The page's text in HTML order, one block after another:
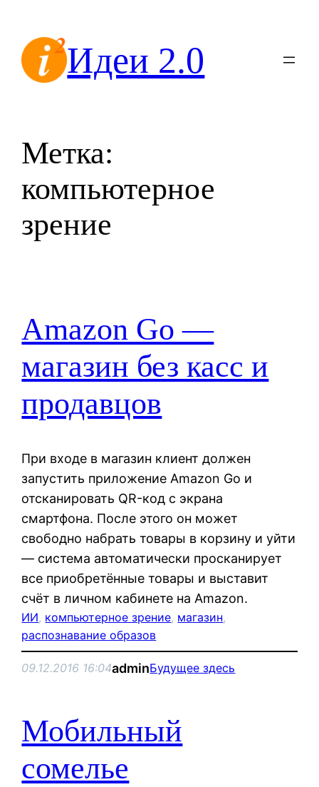
содержимомуИдеи 2.0
Метка:
компьютерное
зрение
Amazon Go —
магазин без касс и
продавцов
При входе в магазин клиент должен
запустить приложение Amazon Go и
отсканировать QR-код с экрана
смартфона. После этого он может
свободно набрать товары в корзину и уйти
— система автоматически просканирует
все приобретённые товары и выставит
счёт в личном кабинете на Amazon.
ИИ, компьютерное зрение, магазин
распознавание образов
09.12.2016 16:04adminБудущее здесь
Мобильный
сомелье